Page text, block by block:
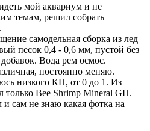
мой аквариум и не
темам, решил собрать
самодельная сборка из лед
песок 0,4 - 0,6 мм, пустой без
Вода рем осмос.
постоянно меняю.
низкого КН, от 0 до 1. Из
Bee Shrimp Mineral GH.
сам не знаю какая фотка на